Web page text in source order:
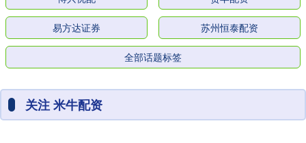
易方达证券 苏州恒泰配资
全部话题标签
关注 米牛配资